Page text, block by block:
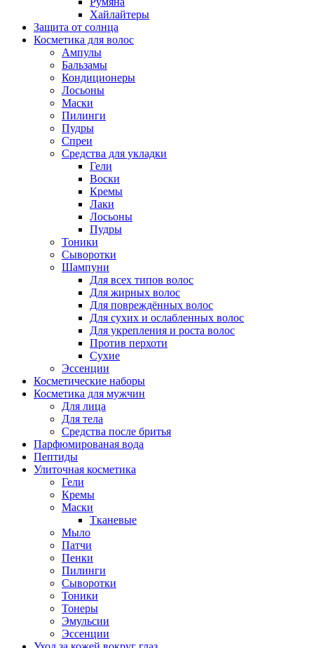
Хайлайтеры
Защита от солнца
Косметика для волос
Ампулы
Бальзамы
Кондиционеры
Лосьоны
Маски
Пилинги
Пудры
Спреи
Средства для укладки
Гели
Воски
Кремы
Лаки
Лосьоны
Пудры
Тоники
Сыворотки
Шампуни
Для всех типов волос
Для жирных волос
Для повреждённых волос
Для сухих и ослабленных волос
Для укрепления и роста волос
Против перхоти
Сухие
Эссенции
Косметические наборы
Косметика для мужчин
Для лица
Для тела
Средства после бритья
Парфюмированая вода
Пептиды
Улиточная косметика
Гели
Кремы
Маски
Тканевые
Мыло
Патчи
Пенки
Пилинги
Сыворотки
Тоники
Тонеры
Эмульсии
Эссенции